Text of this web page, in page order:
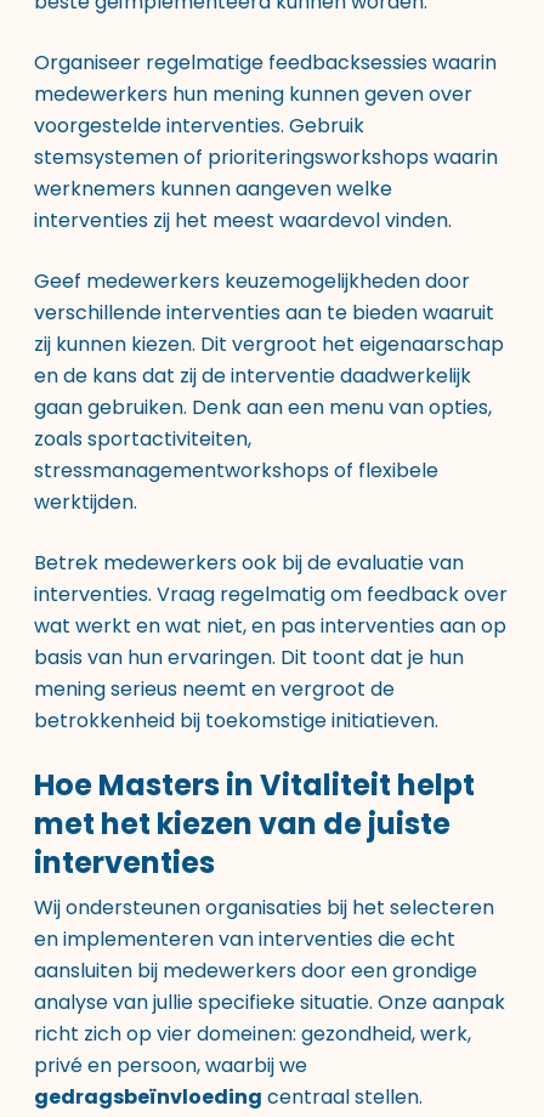
Organiseer regelmatige feedbacksessies waarin
medewerkers hun mening kunnen geven over
voorgestelde interventies. Gebruik
stemsystemen of prioriteringsworkshops waarin
werknemers kunnen aangeven welke
interventies zij het meest waardevol vinden.
Geef medewerkers keuzemogelijkheden door
verschillende interventies aan te bieden waaruit
zij kunnen kiezen. Dit vergroot het eigenaarschap
en de kans dat zij de interventie daadwerkelijk
gaan gebruiken. Denk aan een menu van opties,
zoals sportactiviteiten,
stressmanagementworkshops of flexibele
werktijden.
Betrek medewerkers ook bij de evaluatie van
interventies. Vraag regelmatig om feedback over
wat werkt en wat niet, en pas interventies aan op
basis van hun ervaringen. Dit toont dat je hun
mening serieus neemt en vergroot de
betrokkenheid bij toekomstige initiatieven.
Hoe Masters in Vitaliteit helpt
met het kiezen van de juiste
interventies
Wij ondersteunen organisaties bij het selecteren
en implementeren van interventies die echt
aansluiten bij medewerkers door een grondige
analyse van jullie specifieke situatie. Onze aanpak
richt zich op vier domeinen: gezondheid, werk,
privé en persoon, waarbij we
gedragsbeïnvloeding centraal stellen.